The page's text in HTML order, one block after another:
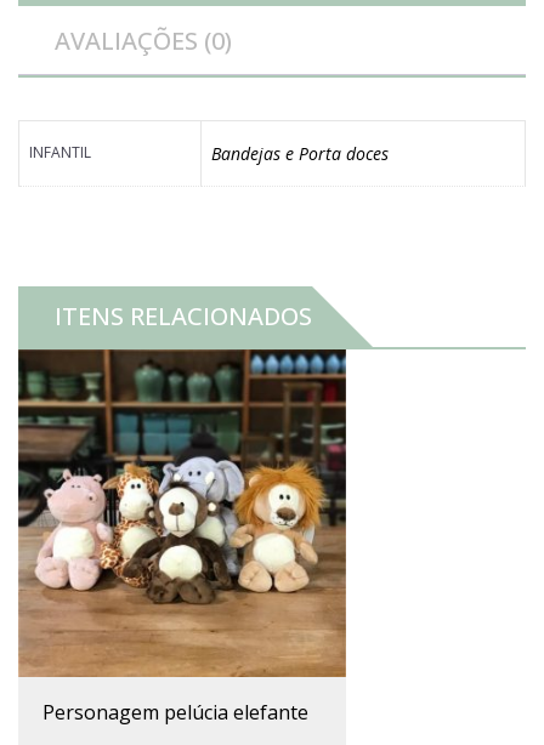
AVALIAÇÕES (0)
INFANTIL Bandejas e Porta doces
ITENS RELACIONADOS
personagem pelúcia elefante